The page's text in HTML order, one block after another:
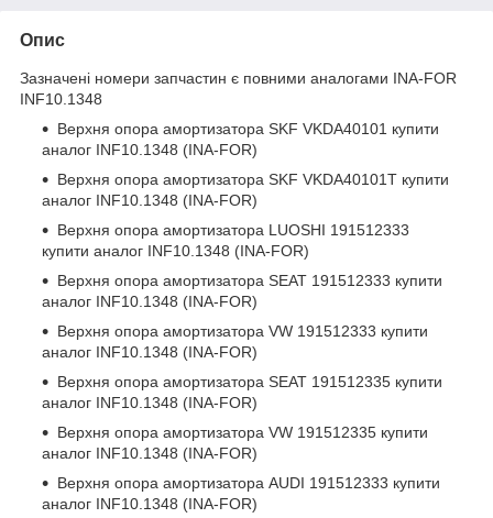
Опис
Зазначені номери запчастин є повними аналогами INA-FOR
INF10.1348
Верхня опора амортизатора SKF VKDA40101 купити
аналог INF10.1348 (INA-FOR)
Верхня опора амортизатора SKF VKDA40101T купити
аналог INF10.1348 (INA-FOR)
Верхня опора амортизатора LUOSHI 191512333
купити аналог INF10.1348 (INA-FOR)
Верхня опора амортизатора SEAT 191512333 купити
аналог INF10.1348 (INA-FOR)
Верхня опора амортизатора VW 191512333 купити
аналог INF10.1348 (INA-FOR)
Верхня опора амортизатора SEAT 191512335 купити
аналог INF10.1348 (INA-FOR)
Верхня опора амортизатора VW 191512335 купити
аналог INF10.1348 (INA-FOR)
Верхня опора амортизатора AUDI 191512333 купити
аналог INF10.1348 (INA-FOR)